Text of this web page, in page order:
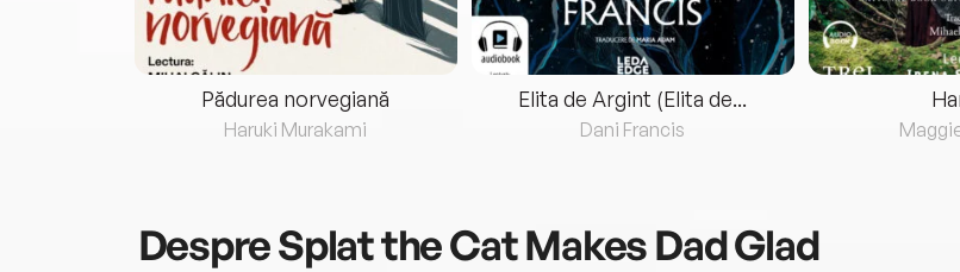
Pădurea norvegiană
Haruki Murakami
Elita de Argint (Elita de...
Dani Francis
DespreSplat the Cat Makes Dad Glad